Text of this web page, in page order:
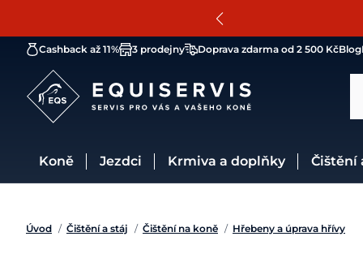
Cashback až 11% 3 prodejny Doprava zdarma od 2 500 KčBlog
Koně Jezdci Krmiva a doplňky
Úvod / Čištění a stáj / Čištění na koně / Hřebeny a úprava hřívy